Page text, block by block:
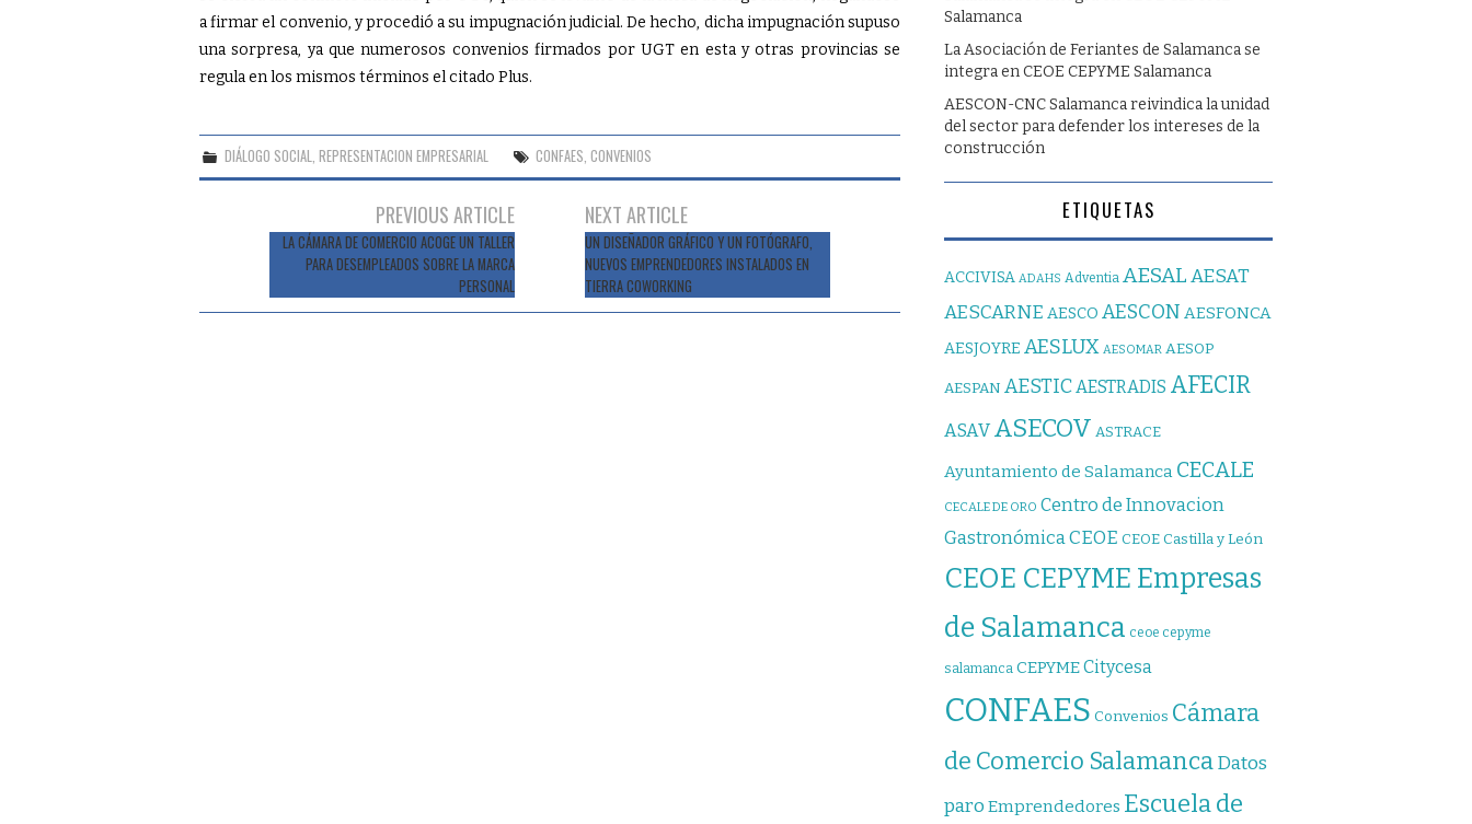
a firmar el convenio, y procedió a su impugnación judicial. De hecho, dicha impugnación supuso
una sorpresa, ya que numerosos convenios firmados por UGT en esta y otras provincias se
regula en los mismos términos el citado Plus.
DIÁLOGO SOCIAL ,REPRESENTACION EMPRESARIAL CONFAES ,CONVENIOS
PREVIOUS ARTICLE
LA CÁMARA DE COMERCIO ACOGE UN TALLER
PARA DESEMPLEADOS SOBRE LA MARCA
PERSONAL
NEXT ARTICLE
UN DISEÑADOR GRÁFICO Y UN FOTÓGRAFO,
NUEVOS EMPRENDEDORES INSTALADOS EN
TIERRA COWORKING
Salamanca
La Asociación de Feriantes de Salamanca se
integra en CEOE CEPYME Salamanca
AESCON-CNC Salamanca reivindica la unidad
del sector para defender los intereses de la
construcción
ETIQUETAS
ACCIVISA ADAHS Adventia AESALAESAT
AESCARNE AESCO AESCON AESFONCA
AESJOYRE AESLUX AESOMAR AESOP
AESPAN AESTICAESTRADIS AFECIR
ASAV ASECOV ASTRACE
Ayuntamiento de Salamanca CECALE
CECALE DE ORO Centro de Innovacion
GastronómicaCEOE CEOE Castilla y León
CEOE CEPYME Empresas
de Salamanca ceoe cepyme
salamanca CEPYMECitycesa
CONFAES Convenios Cámara
de Comercio SalamancaDatos
paroEmprendedores Escuela de